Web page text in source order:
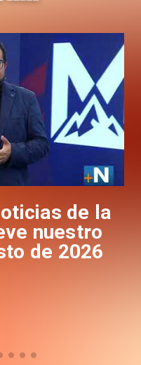
de la
nuestro
de 2026